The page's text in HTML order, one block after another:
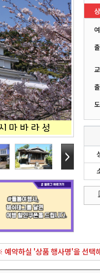
예약하실 '상품 행사명'을 선택